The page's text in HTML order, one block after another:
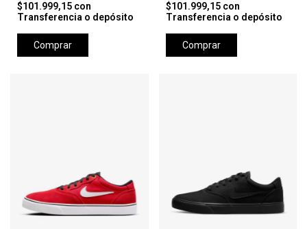
$101.999,15 con
Transferencia o depósito
Comprar
$101.999,15 con
Transferencia o depósito
Comprar